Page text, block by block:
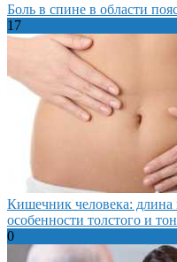
Боль в спине в области
17
Кишечник человека:
особенности толстого и
0